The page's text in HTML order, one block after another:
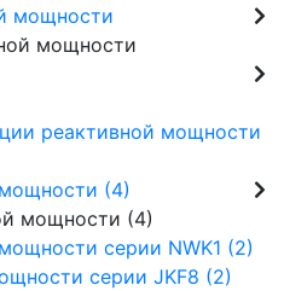
мощности
мощности
реактивной мощности
(4)
мощности (4)
серии NWK1 (2)
серии JKF8 (2)